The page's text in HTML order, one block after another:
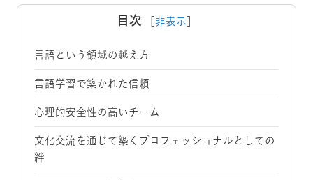
目次 非表示
言語という領域の越え方
言語学習で築かれた信頼
心理的安全性の高いチーム
文化交流を通じて築くプロフェッショナルとしての
絆